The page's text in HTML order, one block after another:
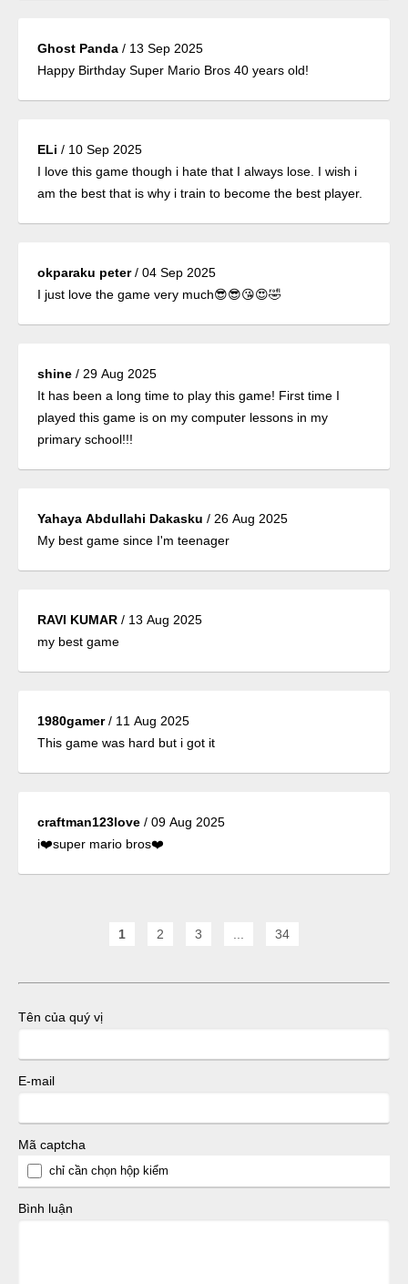
Ghost Panda / 13 Sep 2025
Happy Birthday Super Mario Bros 40 years old!
ELi / 10 Sep 2025
I love this game though i hate that I always lose. I wish i
am the best that is why i train to become the best player.
okparaku peter/ 04 Sep 2025
I just love the game very much😎😎😘😍🤣
shine / 29 Aug 2025
It has been a long time to play this game! First time I
played this game is on my computer lessons in my
primary school!!!
Yahaya Abdullahi Dakasku / 26 Aug 2025
My best game since I'm teenager
RAVI KUMAR / 13 Aug 2025
my best game
1980gamer/ 11 Aug 2025
This game was hard but i got it
craftman123love / 09 Aug 2025
i❤️super mario bros❤️
1 2 3 ... 34
Tên của quý vị
E-mail
Mã captcha
chỉ cần chọn hộp kiểm
Bình luận